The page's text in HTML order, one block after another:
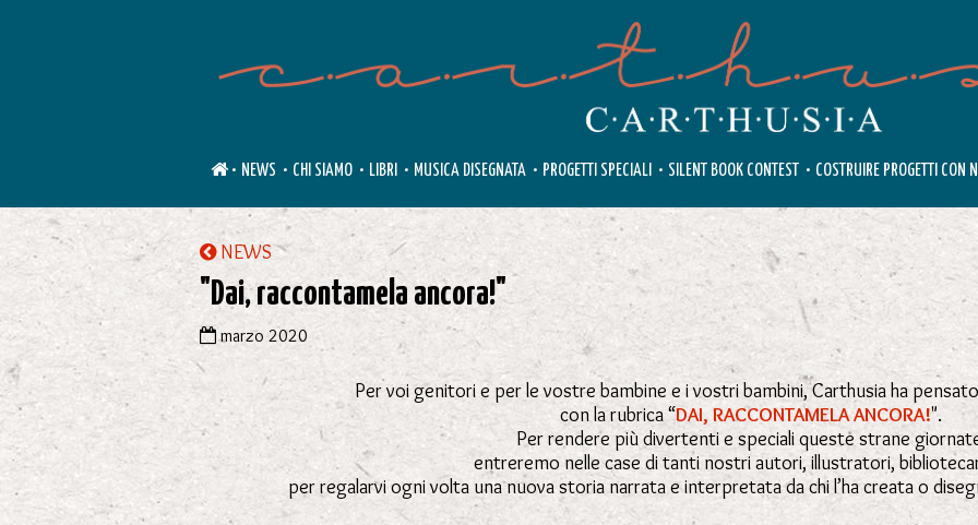
• NEWS • CHI SIAMO • LIBRI • MUSICA DISEGNATA • PROGETTI SPECIALI • SILENT BOOK CONTEST • COSTRUIRE PROGETTI CON
NEWS
"Dai, raccontamela ancora!"
marzo 2020
Per voi genitori e per le vostre bambine e i vostri bambini, Carthusia ha
con la rubrica “DAI, RACCONTAMELA ANCORA!".
Per rendere più divertenti e speciali queste strane
entreremo nelle case di tanti nostri autori, illustratori,
per regalarvi ogni volta una nuova storia narrata e interpretata da chi l’ha creata o